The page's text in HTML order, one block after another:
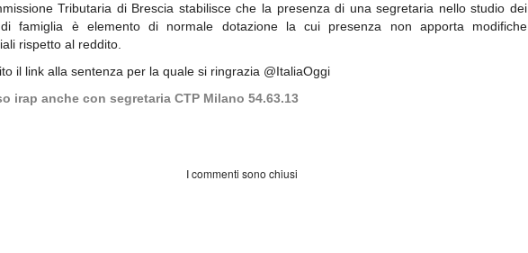
Tributaria di Brescia stabilisce che la presenza di una segretaria nello studio dei
famiglia è elemento di normale dotazione la cui presenza non apporta modifiche
rispetto al reddito.
il link alla sentenza per la quale si ringrazia @ItaliaOggi
irap anche con segretaria CTP Milano 54.63.13
I commenti sono chiusi